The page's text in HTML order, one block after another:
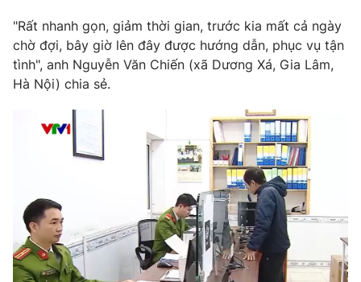
Thị trường
Tư vấn
Lịch phát sóng
Chuyên mục khác
Emagazine Podcast
Infographic
Video Shorts video
VTV Money VTV Thể thao
"Rất nhanh gọn, giảm thời gian, trước kia mất cả ngày
chờ đợi, bây giờ lên đây được hướng dẫn, phục vụ tận
tình", anh Nguyễn Văn Chiến (xã Dương Xá, Gia Lâm,
Hà Nội) chia sẻ.